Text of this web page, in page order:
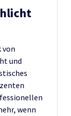
von
und
wenn